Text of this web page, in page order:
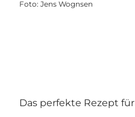
Foto: Jens Wognsen
Das perfekte Rezept